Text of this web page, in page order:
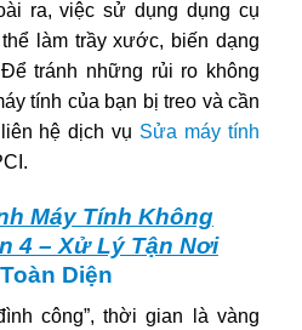
ra, việc sử dụng dụng cụ
làm trầy xước, biến dạng
tránh những rủi ro không
tính của bạn bị treo và cần
hệ dịch vụ Sửa máy tính
Máy Tính Không
4 – Xử Lý Tận Nơi
Diện
công”, thời gian là vàng